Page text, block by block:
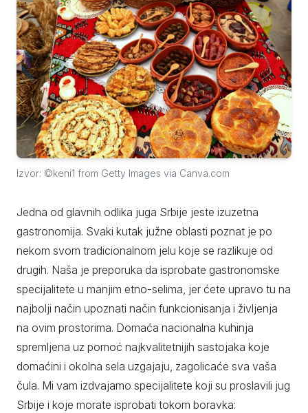
Izvor: ©keni1 from Getty Images via Canva.com
Jedna od glavnih odlika juga Srbije jeste izuzetna
gastronomija. Svaki kutak južne oblasti poznat je po
nekom svom tradicionalnom jelu koje se razlikuje od
drugih. Naša je preporuka da isprobate gastronomske
specijalitete u manjim etno-selima, jer ćete upravo tu na
najbolji način upoznati način funkcionisanja i življenja
na ovim prostorima. Domaća nacionalna kuhinja
spremljena uz pomoć najkvalitetnijih sastojaka koje
domaćini i okolna sela uzgajaju, zagolicaće sva vaša
čula. Mi vam izdvajamo specijalitete koji su proslavili jug
Srbije i koje morate isprobati tokom boravka: